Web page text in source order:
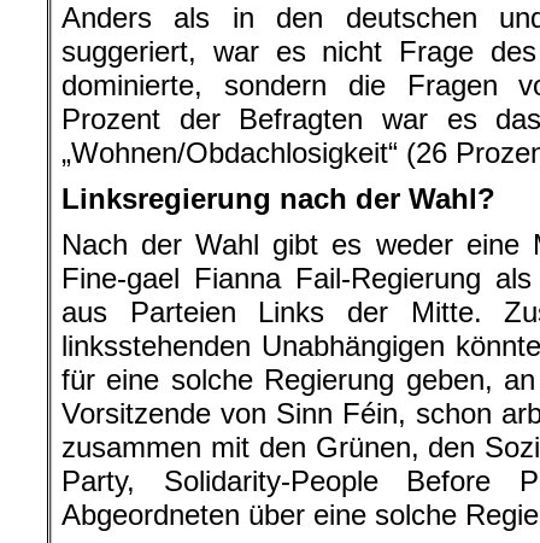
Anders als in den deutschen
suggeriert, war es nicht Frage
dominierte, sondern die Fragen
Prozent der Befragten war es
„Wohnen/Obdachlosigkeit“ (26
Linksregierung nach der Wahl?
Nach der Wahl gibt es weder eine
Fine-gael Fianna Fail-Regierung
aus Parteien Links der Mitte.
linksstehenden Unabhängigen
für eine solche Regierung geben,
Vorsitzende von Sinn Féin, schon
zusammen mit den Grünen, den
Party, Solidarity-People Before
Abgeordneten über eine solche